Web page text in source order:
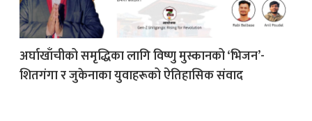
अर्घाखाँचीको समृद्धिका लागि विष्णु मुस्कानको ‘भिजन’-
शितगंगा र जुकेनाका युवाहरूको ऐतिहासिक संवाद